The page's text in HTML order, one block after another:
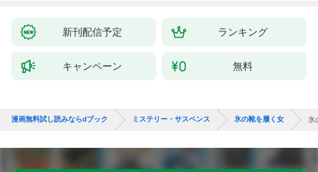
新刊配信予定 ランキング
キャンペーン 無料
漫画無料試し読みならdブック ミステリー・サスペンス 氷の靴を履く女 氷